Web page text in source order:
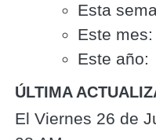
Esta
Este mes:
Este año:
ÚLTIMA
El Viernes 26 de